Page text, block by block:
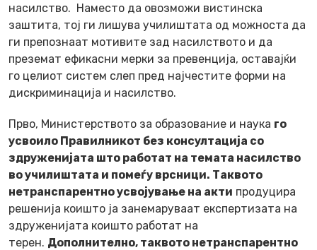
насилство. Наместо да овозможи вистинска
заштита, тој ги лишува училиштата од можноста да
ги препознаат мотивите зад насилството и да
преземат ефикасни мерки за превенција, оставајќи
го целиот систем слеп пред најчестите форми на
дискриминација и насилство.
Прво, Министерството за образование и наука го
усвоило Правилникот без консултација со
здруженијата што работат на темата насилство
во училиштата и помеѓу врсници. Таквото
нетранспарентно усвојување на акти продуцира
решенија коишто ја занемаруваат експертизата на
здруженијата коишто работат на
терен. Дополнително, таквото нетранспарентно